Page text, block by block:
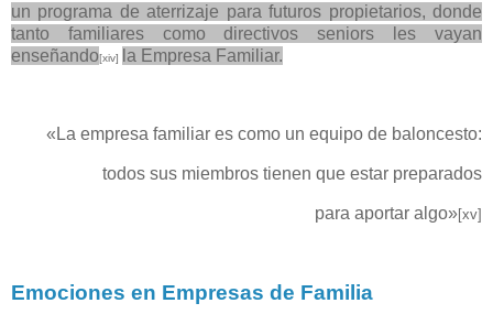
un programa de aterrizaje para futuros propietarios, donde
tanto familiares como directivos seniors les vayan
enseñando[xiv] la Empresa Familiar.
«La empresa familiar es como un equipo de baloncesto:
todos sus miembros tienen que estar preparados
para aportar algo»[xv]
Emociones en Empresas de Familia